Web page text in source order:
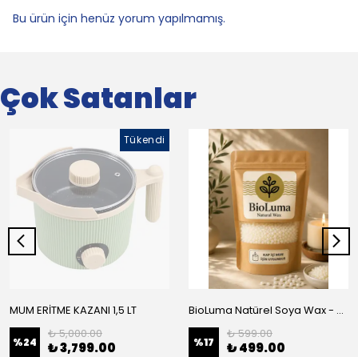
Bu ürün için henüz yorum yapılmamış.
Çok Satanlar
Tükendi
MUM ERİTME KAZANI 1,5 LT
%24
₺ 5,000.00
₺ 3,799.00
BioLuma Natürel Soya Wax - Kap İçi Mum
%17
₺ 599.00
₺ 499.00